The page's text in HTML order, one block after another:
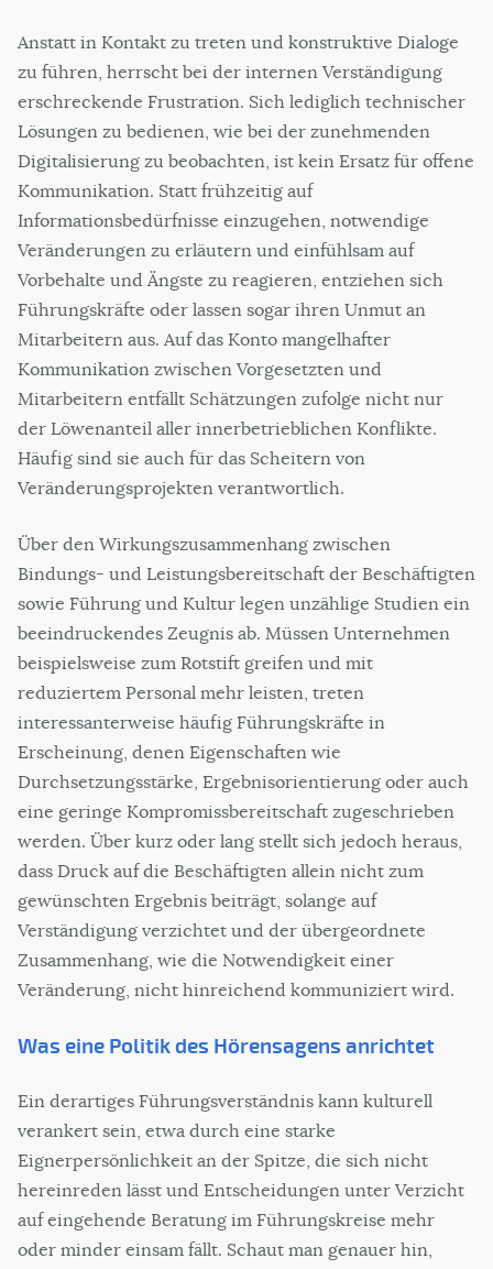
Anstatt in Kontakt zu treten und konstruktive Dialoge
zu führen, herrscht bei der internen Verständigung
erschreckende Frustration. Sich lediglich technischer
Lösungen zu bedienen, wie bei der zunehmenden
Digitalisierung zu beobachten, ist kein Ersatz für offene
Kommunikation. Statt frühzeitig auf
Informationsbedürfnisse einzugehen, notwendige
Veränderungen zu erläutern und einfühlsam auf
Vorbehalte und Ängste zu reagieren, entziehen sich
Führungskräfte oder lassen sogar ihren Unmut an
Mitarbeitern aus. Auf das Konto mangelhafter
Kommunikation zwischen Vorgesetzten und
Mitarbeitern entfällt Schätzungen zufolge nicht nur
der Löwenanteil aller innerbetrieblichen Konflikte.
Häufig sind sie auch für das Scheitern von
Veränderungsprojekten verantwortlich.
Über den Wirkungszusammenhang zwischen
Bindungs- und Leistungsbereitschaft der Beschäftigten
sowie Führung und Kultur legen unzählige Studien ein
beeindruckendes Zeugnis ab. Müssen Unternehmen
beispielsweise zum Rotstift greifen und mit
reduziertem Personal mehr leisten, treten
interessanterweise häufig Führungskräfte in
Erscheinung, denen Eigenschaften wie
Durchsetzungsstärke, Ergebnisorientierung oder auch
eine geringe Kompromissbereitschaft zugeschrieben
werden. Über kurz oder lang stellt sich jedoch heraus,
dass Druck auf die Beschäftigten allein nicht zum
gewünschten Ergebnis beiträgt, solange auf
Verständigung verzichtet und der übergeordnete
Zusammenhang, wie die Notwendigkeit einer
Veränderung, nicht hinreichend kommuniziert wird.
Was eine Politik des Hörensagens anrichtet
Ein derartiges Führungsverständnis kann kulturell
verankert sein, etwa durch eine starke
Eignerpersönlichkeit an der Spitze, die sich nicht
hereinreden lässt und Entscheidungen unter Verzicht
auf eingehende Beratung im Führungskreise mehr
oder minder einsam fällt. Schaut man genauer hin,